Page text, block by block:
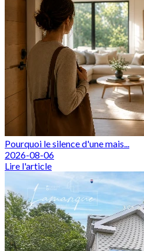
Pourquoi le silence d'une mais...
2026-08-06
Lire l'article